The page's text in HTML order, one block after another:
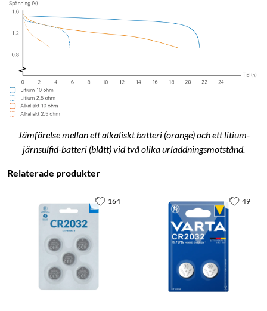
Jämförelse mellan ett alkaliskt batteri (orange) och ett litium-
järnsulfid-batteri (blått) vid två olika urladdningsmotstånd.
Relaterade produkter
164 49